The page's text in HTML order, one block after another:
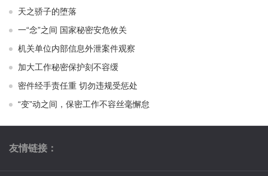
天之骄子的堕落
一“念”之间 国家秘密安危攸关
机关单位内部信息外泄案件观察
加大工作秘密保护刻不容缓
密件经手责任重 切勿违规受惩处
“变”动之间，保密工作不容丝毫懈怠
友情链接：